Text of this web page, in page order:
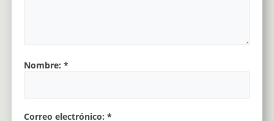
Nombre: *
Correo electrónico: *